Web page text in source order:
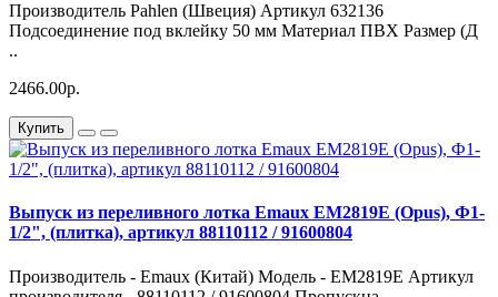
Производитель Pahlen (Швеция) Артикул 632136
Подсоединение под вклейку 50 мм Материал ПВХ Размер (Д
..
2466.00р.
Купить
Выпуск из переливного лотка Emaux EM2819E (Opus), Ф1-
1/2", (плитка), артикул 88110112 / 91600804
Производитель - Emaux (Китай) Модель - EM2819E Артикул